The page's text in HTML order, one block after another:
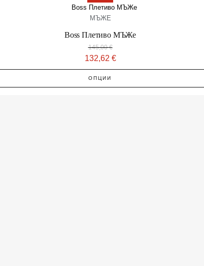
МЪЖЕ
Boss Плетиво МЪЖe
145,00€
132,62 €
ОПЦИИ